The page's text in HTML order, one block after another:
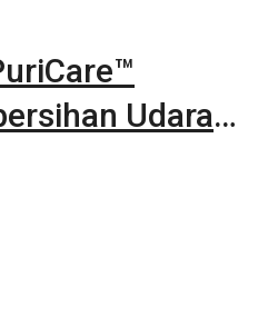
Udara